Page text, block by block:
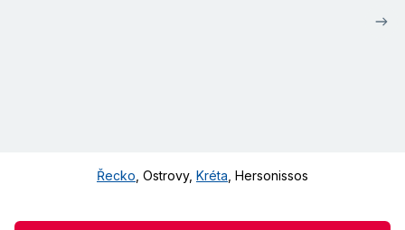
Řecko Ostrovy, Kréta Hersonissos